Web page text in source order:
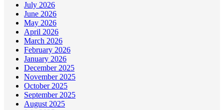
July 2026
June 2026
May 2026
April 2026
March 2026
February 2026
January 2026
December 2025
November 2025
October 2025
September 2025
August 2025